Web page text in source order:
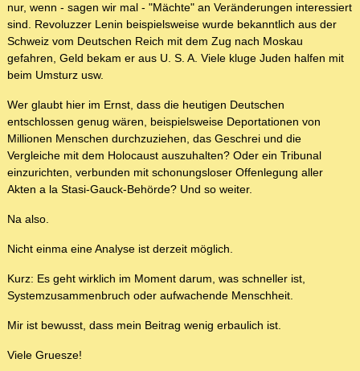
nur, wenn - sagen wir mal - "Mächte" an Veränderungen interessiert
sind. Revoluzzer Lenin beispielsweise wurde bekanntlich aus der
Schweiz vom Deutschen Reich mit dem Zug nach Moskau
gefahren, Geld bekam er aus U. S. A. Viele kluge Juden halfen mit
beim Umsturz usw.
Wer glaubt hier im Ernst, dass die heutigen Deutschen
entschlossen genug wären, beispielsweise Deportationen von
Millionen Menschen durchzuziehen, das Geschrei und die
Vergleiche mit dem Holocaust auszuhalten? Oder ein Tribunal
einzurichten, verbunden mit schonungsloser Offenlegung aller
Akten a la Stasi-Gauck-Behörde? Und so weiter.
Na also.
Nicht einma eine Analyse ist derzeit möglich.
Kurz: Es geht wirklich im Moment darum, was schneller ist,
Systemzusammenbruch oder aufwachende Menschheit.
Mir ist bewusst, dass mein Beitrag wenig erbaulich ist.
Viele Gruesze!